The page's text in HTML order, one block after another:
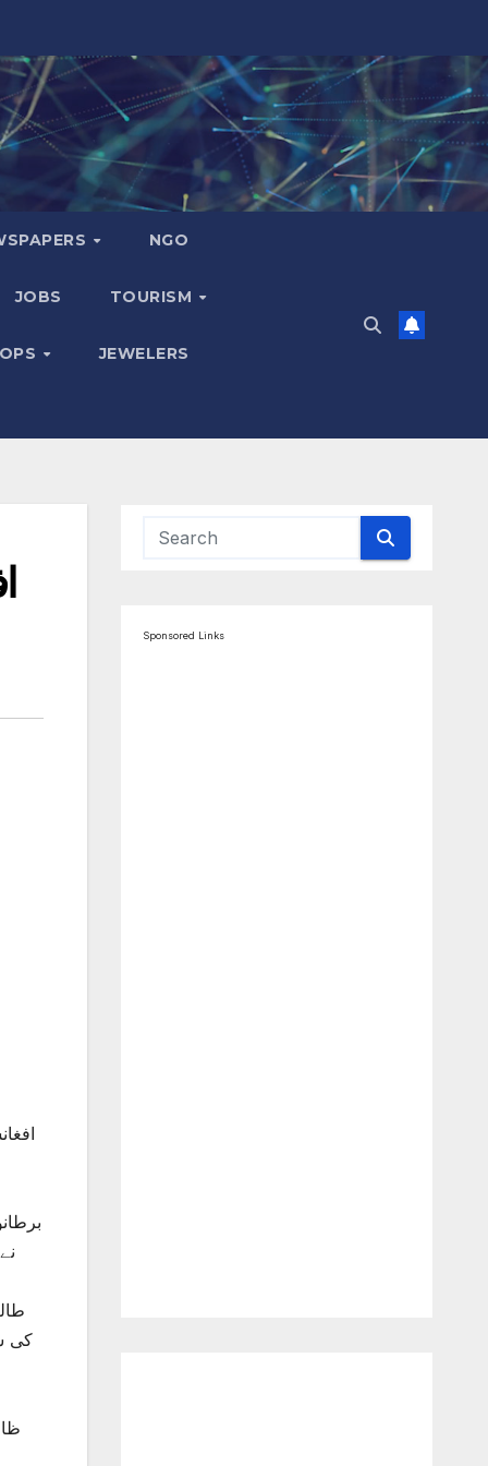
NGO
JOBS TOURISM
JEWELERS
نے
کی
Sponsored Links